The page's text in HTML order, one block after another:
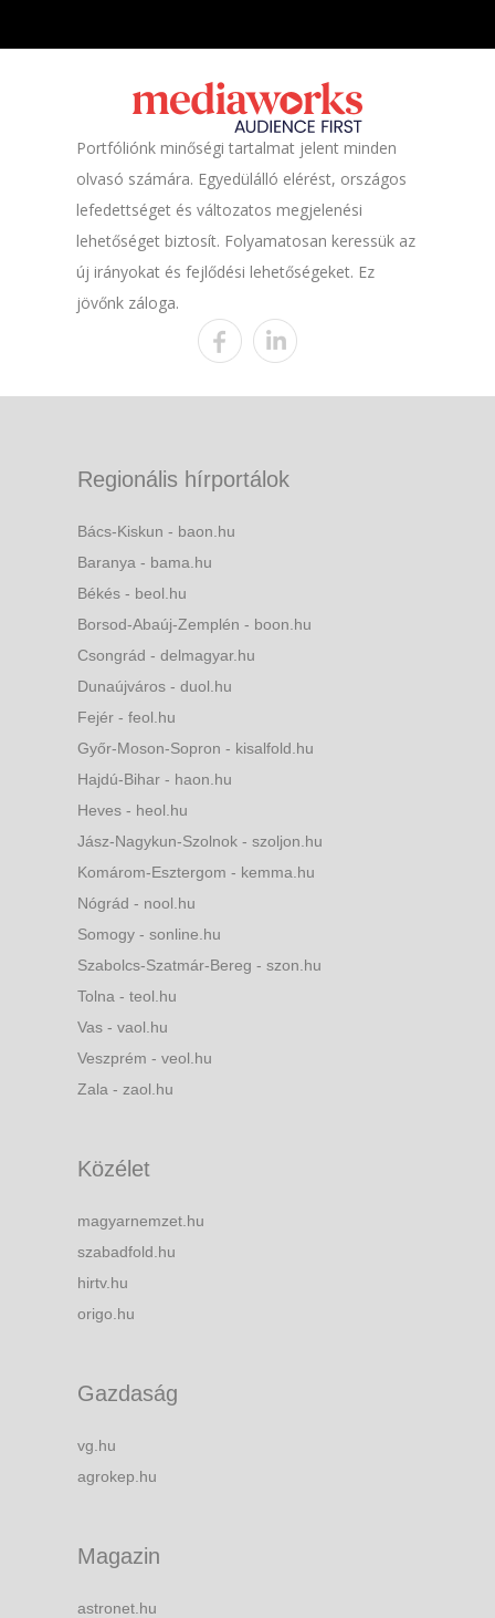
Portfóliónk minőségi tartalmat jelent minden
olvasó számára. Egyedülálló elérést, országos
lefedettséget és változatos megjelenési
lehetőséget biztosít. Folyamatosan keressük az
új irányokat és fejlődési lehetőségeket. Ez
jövőnk záloga.
Regionális hírportálok
Bács-Kiskun - baon.hu
Baranya - bama.hu
Békés - beol.hu
Borsod-Abaúj-Zemplén - boon.hu
Csongrád - delmagyar.hu
Dunaújváros - duol.hu
Fejér - feol.hu
Győr-Moson-Sopron - kisalfold.hu
Hajdú-Bihar - haon.hu
Heves - heol.hu
Jász-Nagykun-Szolnok - szoljon.hu
Komárom-Esztergom - kemma.hu
Nógrád - nool.hu
Somogy - sonline.hu
Szabolcs-Szatmár-Bereg - szon.hu
Tolna - teol.hu
Vas - vaol.hu
Veszprém - veol.hu
Zala - zaol.hu
Közélet
magyarnemzet.hu
szabadfold.hu
hirtv.hu
origo.hu
Gazdaság
vg.hu
agrokep.hu
Magazin
astronet.hu